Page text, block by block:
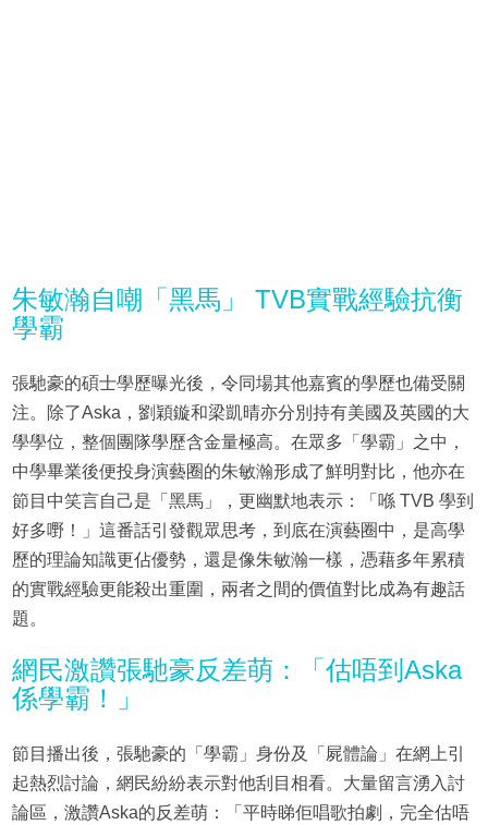
朱敏瀚自嘲「黑馬」 TVB實戰經驗抗衡
學霸
張馳豪的碩士學歷曝光後，令同場其他嘉賓的學歷也備受關
注。除了Aska，劉穎鏇和梁凱晴亦分別持有美國及英國的大
學學位，整個團隊學歷含金量極高。在眾多「學霸」之中，
中學畢業後便投身演藝圈的朱敏瀚形成了鮮明對比，他亦在
節目中笑言自己是「黑馬」，更幽默地表示：「喺 TVB 學到
好多嘢！」這番話引發觀眾思考，到底在演藝圈中，是高學
歷的理論知識更佔優勢，還是像朱敏瀚一樣，憑藉多年累積
的實戰經驗更能殺出重圍，兩者之間的價值對比成為有趣話
題。
網民激讚張馳豪反差萌：「估唔到Aska
係學霸！」
節目播出後，張馳豪的「學霸」身份及「屍體論」在網上引
起熱烈討論，網民紛紛表示對他刮目相看。大量留言湧入討
論區，激讚Aska的反差萌：「平時睇佢唱歌拍劇，完全估唔